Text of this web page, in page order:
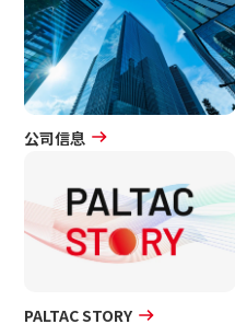
公司信息
PALTAC STORY